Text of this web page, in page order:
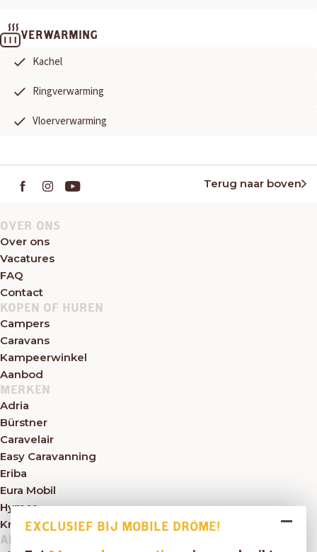
VERWARMING
Kachel
Ringverwarming
Vloerverwarming
Terug naar boven
OVER ONS
Over ons
Vacatures
FAQ
Contact
KOPEN OF HUREN
Campers
Caravans
Kampeerwinkel
Aanbod
MERKEN
Adria
Bürstner
Caravelair
Easy Caravanning
Eriba
Eura Mobil
Hymer
Knaus
ALGEMEEN
EXCLUSIEF BIJ MOBILE DRÔME!